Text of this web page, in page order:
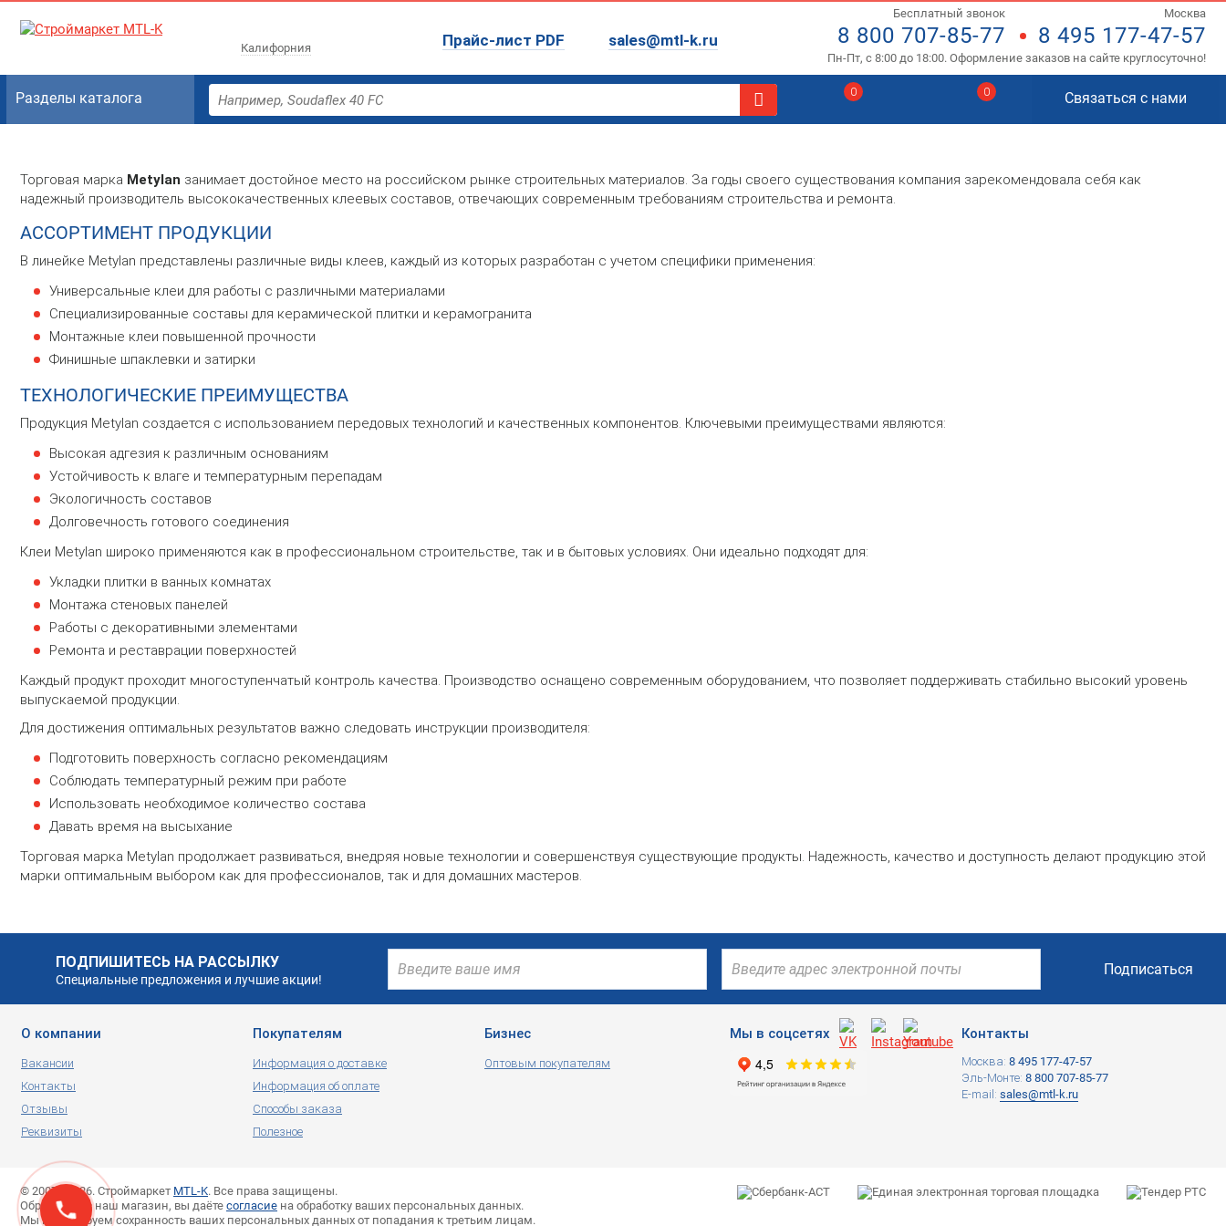
Калифорния Прайс-лист PDF sales@mtl-k.ru
Москва
8 495 177-47-57
Бесплатный звонок
8 800 707-85-77
Пн-Пт, с 8:00 до 18:00. Оформление заказов на сайте круглосуточно!
Разделы каталога Связаться с нами
0 0
Торговая марка Metylan занимает достойное место на российском рынке строительных материалов. За годы своего существования компания зарекомендовала себя как
надежный производитель высококачественных клеевых составов, отвечающих современным требованиям строительства и ремонта.
АССОРТИМЕНТ ПРОДУКЦИИ
В линейке Metylan представлены различные виды клеев, каждый из которых разработан с учетом специфики применения:
Универсальные клеи для работы с различными материалами
Специализированные составы для керамической плитки и керамогранита
Монтажные клеи повышенной прочности
Финишные шпаклевки и затирки
ТЕХНОЛОГИЧЕСКИЕ ПРЕИМУЩЕСТВА
Продукция Metylan создается с использованием передовых технологий и качественных компонентов. Ключевыми преимуществами являются:
Высокая адгезия к различным основаниям
Устойчивость к влаге и температурным перепадам
Экологичность составов
Долговечность готового соединения
Клеи Metylan широко применяются как в профессиональном строительстве, так и в бытовых условиях. Они идеально подходят для:
Укладки плитки в ванных комнатах
Монтажа стеновых панелей
Работы с декоративными элементами
Ремонта и реставрации поверхностей
Каждый продукт проходит многоступенчатый контроль качества. Производство оснащено современным оборудованием, что позволяет поддерживать стабильно высокий уровень
выпускаемой продукции.
Для достижения оптимальных результатов важно следовать инструкции производителя:
Подготовить поверхность согласно рекомендациям
Соблюдать температурный режим при работе
Использовать необходимое количество состава
Давать время на высыхание
Торговая марка Metylan продолжает развиваться, внедряя новые технологии и совершенствуя существующие продукты. Надежность, качество и доступность делают продукцию этой
марки оптимальным выбором как для профессионалов, так и для домашних мастеров.
ПОДПИШИТЕСЬ НА РАССЫЛКУ
Специальные предложения и лучшие акции!
Подписаться
О компании
Вакансии
Контакты
Отзывы
Реквизиты
Покупателям
Информация о доставке
Информация об оплате
Способы заказа
Полезное
Бизнес
Оптовым покупателям
Мы в соцсетях Контакты
Москва: 8 495 177-47-57
Эль-Монте: 8 800 707-85-77
E-mail: sales@mtl-k.ru
© 2007—2026. Строймаркет MTL-K. Все права защищены.
Обращаясь в наш магазин, вы даёте согласие на обработку ваших персональных данных.
Мы гарантируем сохранность ваших персональных данных от попадания к третьим лицам.